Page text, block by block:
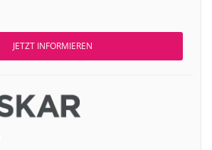
JETZT INFORMIEREN